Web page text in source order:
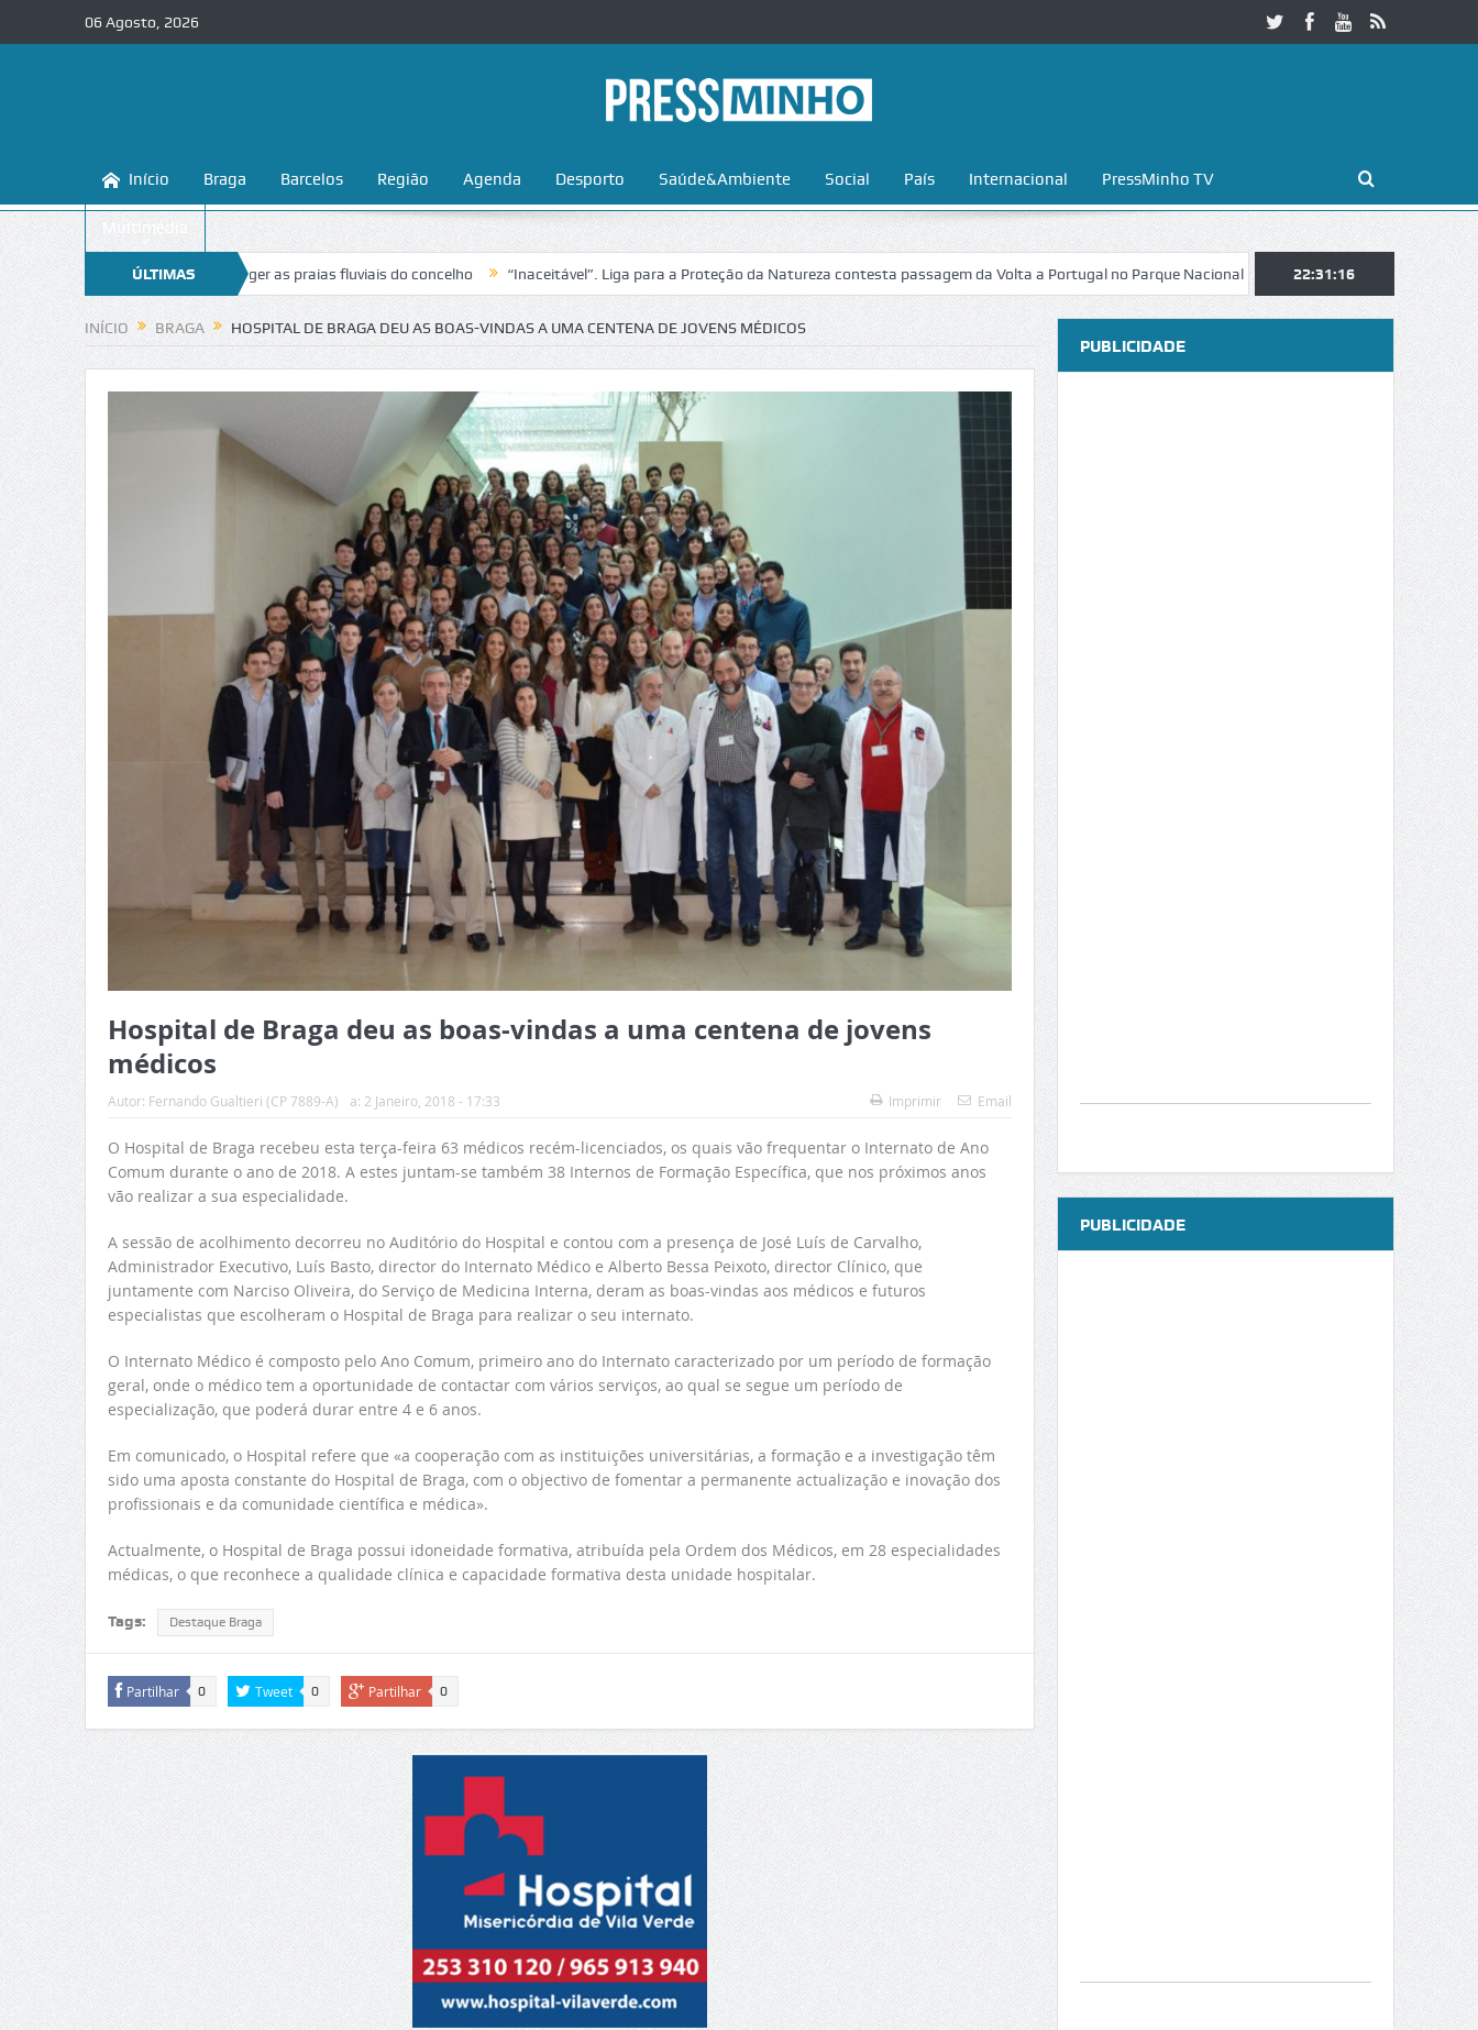
06 Agosto, 2026
Início Braga Barcelos Região Agenda Desporto Saúde&Ambiente Social País Internacional PressMinho TV
Multimédia
ÚLTIMAS
NOTÍCIAS
a conhecer e proteger as praias fluviais do concelho “Inaceitável”. Liga para a Proteção da Natureza contesta passagem da Volta a Portugal no Parque Nacional da Peneda-Gerês Esposende.
22:31:17
INÍCIO BRAGA HOSPITAL DE BRAGA DEU AS BOAS-VINDAS A UMA CENTENA DE JOVENS MÉDICOS
Hospital de Braga deu as boas-vindas a uma centena de jovens
médicos
Autor: Fernando Gualtieri (CP 7889-A) a: 2 Janeiro, 2018 - 17:33 Imprimir Email
O Hospital de Braga recebeu esta terça-feira 63 médicos recém-licenciados, os quais vão frequentar o Internato de Ano
Comum durante o ano de 2018. A estes juntam-se também 38 Internos de Formação Específica, que nos próximos anos
vão realizar a sua especialidade.
A sessão de acolhimento decorreu no Auditório do Hospital e contou com a presença de José Luís de Carvalho,
Administrador Executivo, Luís Basto, director do Internato Médico e Alberto Bessa Peixoto, director Clínico, que
juntamente com Narciso Oliveira, do Serviço de Medicina Interna, deram as boas-vindas aos médicos e futuros
especialistas que escolheram o Hospital de Braga para realizar o seu internato.
O Internato Médico é composto pelo Ano Comum, primeiro ano do Internato caracterizado por um período de formação
geral, onde o médico tem a oportunidade de contactar com vários serviços, ao qual se segue um período de
especialização, que poderá durar entre 4 e 6 anos.
Em comunicado, o Hospital refere que «a cooperação com as instituições universitárias, a formação e a investigação têm
sido uma aposta constante do Hospital de Braga, com o objectivo de fomentar a permanente actualização e inovação dos
profissionais e da comunidade científica e médica».
Actualmente, o Hospital de Braga possui idoneidade formativa, atribuída pela Ordem dos Médicos, em 28 especialidades
médicas, o que reconhece a qualidade clínica e capacidade formativa desta unidade hospitalar.
Tags: Destaque Braga
Partilhar 0 Tweet 0 Partilhar 0
PUBLICIDADE
PUBLICIDADE